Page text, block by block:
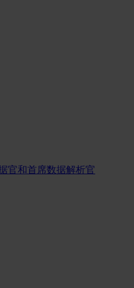
官和首席数据解析官